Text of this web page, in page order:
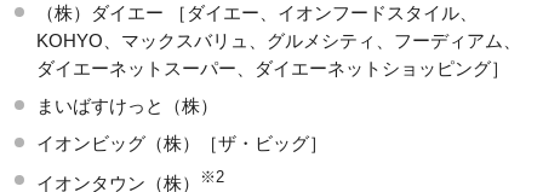
（株）ダイエー ［ダイエー、イオンフードスタイル、
KOHYO、マックスバリュ、グルメシティ、フーディアム、
ダイエーネットスーパー、ダイエーネットショッピング］
まいばすけっと（株）
イオンビッグ（株）［ザ・ビッグ］
イオンタウン（株）
※2